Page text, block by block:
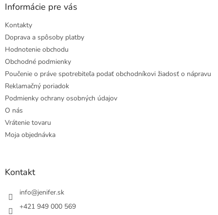
Informácie pre vás
Kontakty
Doprava a spôsoby platby
Hodnotenie obchodu
Obchodné podmienky
Poučenie o práve spotrebiteľa podať obchodníkovi žiadosť o nápravu
Reklamačný poriadok
Podmienky ochrany osobných údajov
O nás
Vrátenie tovaru
Moja objednávka
Kontakt
info@jenifer.sk
+421 949 000 569